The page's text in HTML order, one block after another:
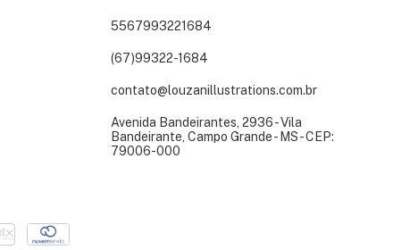
5567993221684
(67)99322-1684
contato@louzanillustrations.com.br
Avenida Bandeirantes, 2936 - Vila
Bandeirante, Campo Grande - MS - CEP:
79006-000